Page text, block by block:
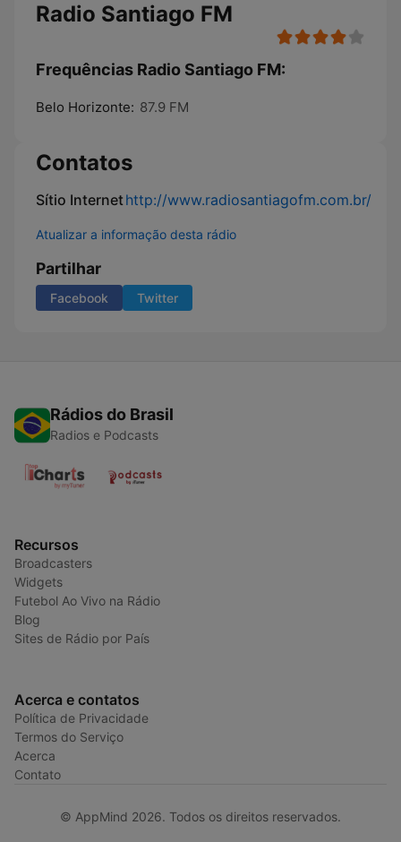
Radio Santiago FM
Frequências Radio Santiago FM:
Belo Horizonte: 87.9 FM
Contatos
Sítio Internethttp://www.radiosantiagofm.com.br/
Atualizar a informação desta rádio
Partilhar
Facebook Twitter
Rádios do Brasil
Radios e Podcasts
Recursos
Broadcasters
Widgets
Futebol Ao Vivo na Rádio
Blog
Sites de Rádio por País
Acerca e contatos
Política de Privacidade
Termos do Serviço
Acerca
Contato
© AppMind 2026. Todos os direitos reservados.